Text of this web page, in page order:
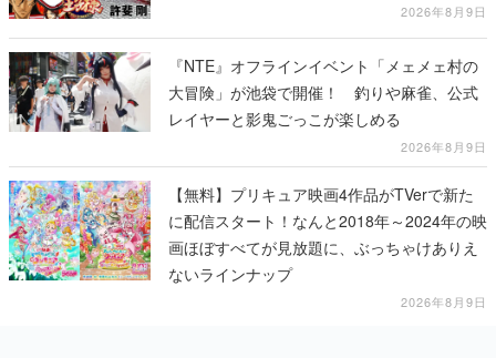
2026年8月9日
『NTE』オフラインイベント「メェメェ村の
大冒険」が池袋で開催！ 釣りや麻雀、公式
レイヤーと影鬼ごっこが楽しめる
2026年8月9日
【無料】プリキュア映画4作品がTVerで新た
に配信スタート！なんと2018年～2024年の映
画ほぼすべてが見放題に、ぶっちゃけありえ
ないラインナップ
2026年8月9日